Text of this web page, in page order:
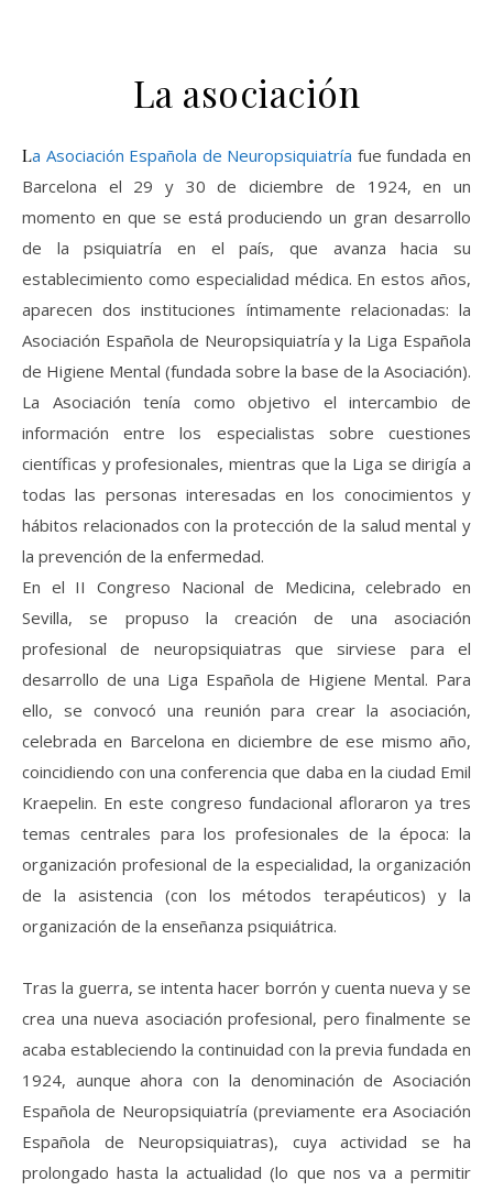
La asociación
La Asociación Española de Neuropsiquiatría fue fundada en
Barcelona el 29 y 30 de diciembre de 1924, en un
momento en que se está produciendo un gran desarrollo
de la psiquiatría en el país, que avanza hacia su
establecimiento como especialidad médica. En estos años,
aparecen dos instituciones íntimamente relacionadas: la
Asociación Española de Neuropsiquiatría y la Liga Española
de Higiene Mental (fundada sobre la base de la Asociación).
La Asociación tenía como objetivo el intercambio de
información entre los especialistas sobre cuestiones
científicas y profesionales, mientras que la Liga se dirigía a
todas las personas interesadas en los conocimientos y
hábitos relacionados con la protección de la salud mental y
la prevención de la enfermedad.
En el II Congreso Nacional de Medicina, celebrado en
Sevilla, se propuso la creación de una asociación
profesional de neuropsiquiatras que sirviese para el
desarrollo de una Liga Española de Higiene Mental. Para
ello, se convocó una reunión para crear la asociación,
celebrada en Barcelona en diciembre de ese mismo año,
coincidiendo con una conferencia que daba en la ciudad Emil
Kraepelin. En este congreso fundacional afloraron ya tres
temas centrales para los profesionales de la época: la
organización profesional de la especialidad, la organización
de la asistencia (con los métodos terapéuticos) y la
organización de la enseñanza psiquiátrica.
Tras la guerra, se intenta hacer borrón y cuenta nueva y se
crea una nueva asociación profesional, pero finalmente se
acaba estableciendo la continuidad con la previa fundada en
1924, aunque ahora con la denominación de Asociación
Española de Neuropsiquiatría (previamente era Asociación
Española de Neuropsiquiatras), cuya actividad se ha
prolongado hasta la actualidad (lo que nos va a permitir